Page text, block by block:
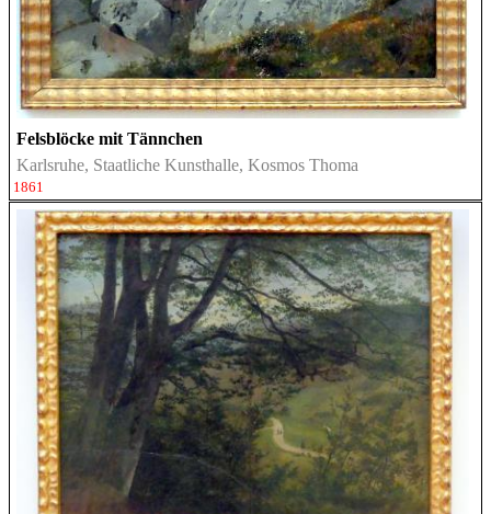
Felsblöcke mit Tännchen
Karlsruhe, Staatliche Kunsthalle, Kosmos Thoma
1861